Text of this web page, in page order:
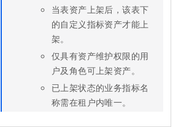
当表资产上架后，该表下
的自定义指标资产才能上
架。
仅具有资产维护权限的用
户及角色可上架资产。
已上架状态的业务指标名
称需在租户内唯一。